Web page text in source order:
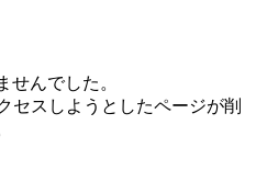
せんでした。
セスしようとしたページが削